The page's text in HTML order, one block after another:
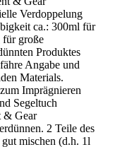
Verdoppelung
ca.: 300ml für
für große
Produktes
Angabe und
Materials.
Imprägnieren
Segeltuch
& Gear
2 Teile des
mischen (d.h. 1l